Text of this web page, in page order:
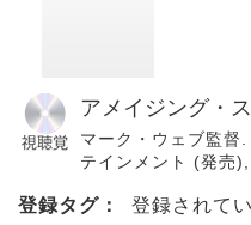
アメイジング・
マーク・ウェブ監督
テインメント (発売
登録タグ：
登録されて